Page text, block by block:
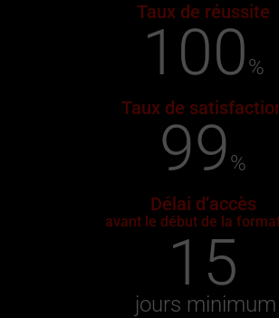
Taux de réussite
100%
Taux de
99%
Délai d’accès
avant le début de la
15
jours minimum